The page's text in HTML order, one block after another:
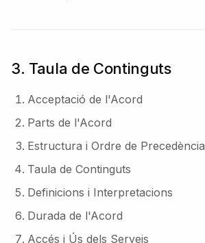
3. Taula de Continguts
Acceptació de l'Acord
Parts de l'Acord
Estructura i Ordre de Precedència
Taula de Continguts
Definicions i Interpretacions
Durada de l'Acord
Accés i Ús dels Serveis